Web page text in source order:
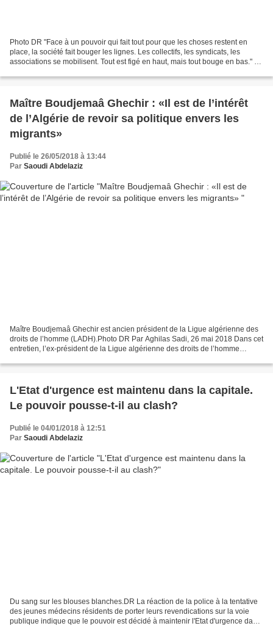
Photo DR "Face à un pouvoir qui fait tout pour que les choses restent en
place, la société fait bouger les lignes. Les collectifs, les syndicats, les
associations se mobilisent. Tout est figé en haut, mais tout bouge en bas." Le
Maître Boudjemaâ Ghechir : «Il est de l’intérêt
de l’Algérie de revoir sa politique envers les
migrants»
Publié le 26/05/2018 à 13:44
Par Saoudi Abdelaziz
Maître Boudjemaâ Ghechir est ancien président de la Ligue algérienne des
droits de l’homme (LADH).Photo DR Par Aghilas Sadi, 26 mai 2018 Dans cet
entretien, l’ex-président de la Ligue algérienne des droits de l’homme
L'Etat d'urgence est maintenu dans la capitale.
Le pouvoir pousse-t-il au clash?
Publié le 04/01/2018 à 12:51
Par Saoudi Abdelaziz
Du sang sur les blouses blanches.DR La réaction de la police à la tentative
des jeunes médecins résidents de porter leurs revendications sur la voie
publique indique que le pouvoir est décidé à maintenir l'Etat d'urgence dans